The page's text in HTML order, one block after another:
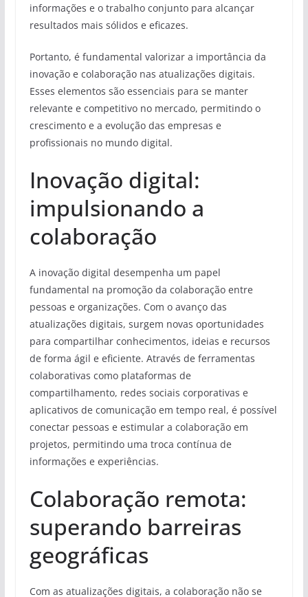
informações e o trabalho conjunto para alcançar
resultados mais sólidos e eficazes.
Portanto, é fundamental valorizar a importância da
inovação e colaboração nas atualizações digitais.
Esses elementos são essenciais para se manter
relevante e competitivo no mercado, permitindo o
crescimento e a evolução das empresas e
profissionais no mundo digital.
Inovação digital:
impulsionando a
colaboração
A inovação digital desempenha um papel
fundamental na promoção da colaboração entre
pessoas e organizações. Com o avanço das
atualizações digitais, surgem novas oportunidades
para compartilhar conhecimentos, ideias e recursos
de forma ágil e eficiente. Através de ferramentas
colaborativas como plataformas de
compartilhamento, redes sociais corporativas e
aplicativos de comunicação em tempo real, é possível
conectar pessoas e estimular a colaboração em
projetos, permitindo uma troca contínua de
informações e experiências.
Colaboração remota:
superando barreiras
geográficas
Com as atualizações digitais, a colaboração não se